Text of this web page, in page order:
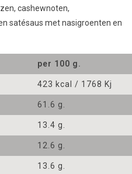
cashewnoten,
satésaus met nasigroenten en
per 100 g.
423 kcal / 1768 Kj
61.6 g.
13.4 g.
12.6 g.
13.6 g.